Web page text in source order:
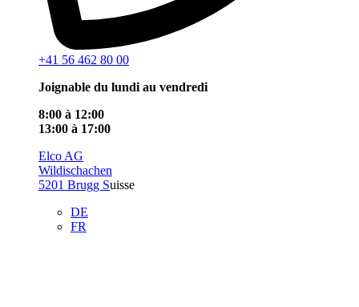
+41 56 462 80 00
Joignable du lundi au vendredi
8:00 à 12:00
13:00 à 17:00
Elco AG
Wildischachen
5201 Brugg Suisse
DE
FR